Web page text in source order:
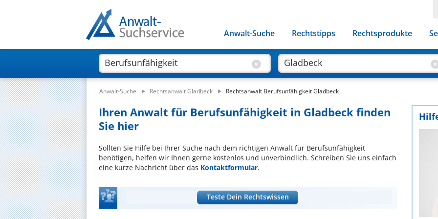
Anwalt-Suche Rechtstipps Rechtsprodukte
Anwalt-Suche Rechtsanwalt Gladbeck Rechtsanwalt Berufsunfähigkeit Gladbeck
Ihren Anwalt für Berufsunfähigkeit in Gladbeck finden
Sie hier
Sollten Sie Hilfe bei Ihrer Suche nach dem richtigen Anwalt für Berufsunfähigkeit
benötigen, helfen wir Ihnen gerne kostenlos und unverbindlich. Schreiben Sie uns einfach
eine kurze Nachricht über das Kontaktformular.
Teste Dein Rechtswissen